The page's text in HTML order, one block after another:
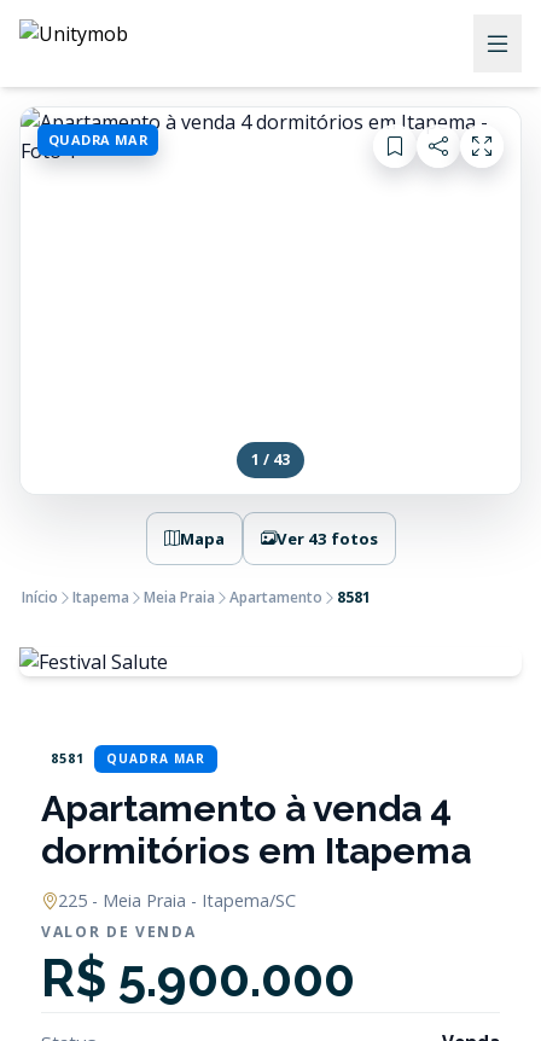
QUADRA MAR
1 / 43
Mapa Ver 43 fotos
Início Itapema Meia Praia Apartamento 8581
8581 QUADRA MAR
Apartamento à venda 4
dormitórios em Itapema
225 - Meia Praia - Itapema/SC
VALOR DE VENDA
R$ 5.900.000